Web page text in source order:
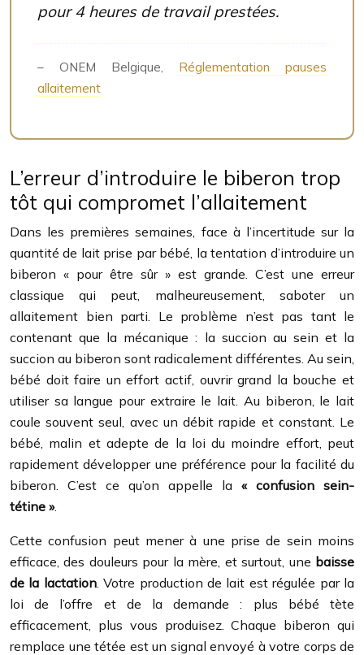
pour 4 heures de travail prestées.
– ONEM Belgique, Réglementation pauses
allaitement
L’erreur d’introduire le biberon trop
tôt qui compromet l’allaitement
Dans les premières semaines, face à l’incertitude sur la
quantité de lait prise par bébé, la tentation d’introduire un
biberon « pour être sûr » est grande. C’est une erreur
classique qui peut, malheureusement, saboter un
allaitement bien parti. Le problème n’est pas tant le
contenant que la mécanique : la succion au sein et la
succion au biberon sont radicalement différentes. Au sein,
bébé doit faire un effort actif, ouvrir grand la bouche et
utiliser sa langue pour extraire le lait. Au biberon, le lait
coule souvent seul, avec un débit rapide et constant. Le
bébé, malin et adepte de la loi du moindre effort, peut
rapidement développer une préférence pour la facilité du
biberon. C’est ce qu’on appelle la « confusion sein-
tétine ».
Cette confusion peut mener à une prise de sein moins
efficace, des douleurs pour la mère, et surtout, une baisse
de la lactation. Votre production de lait est régulée par la
loi de l’offre et de la demande : plus bébé tète
efficacement, plus vous produisez. Chaque biberon qui
remplace une tétée est un signal envoyé à votre corps de